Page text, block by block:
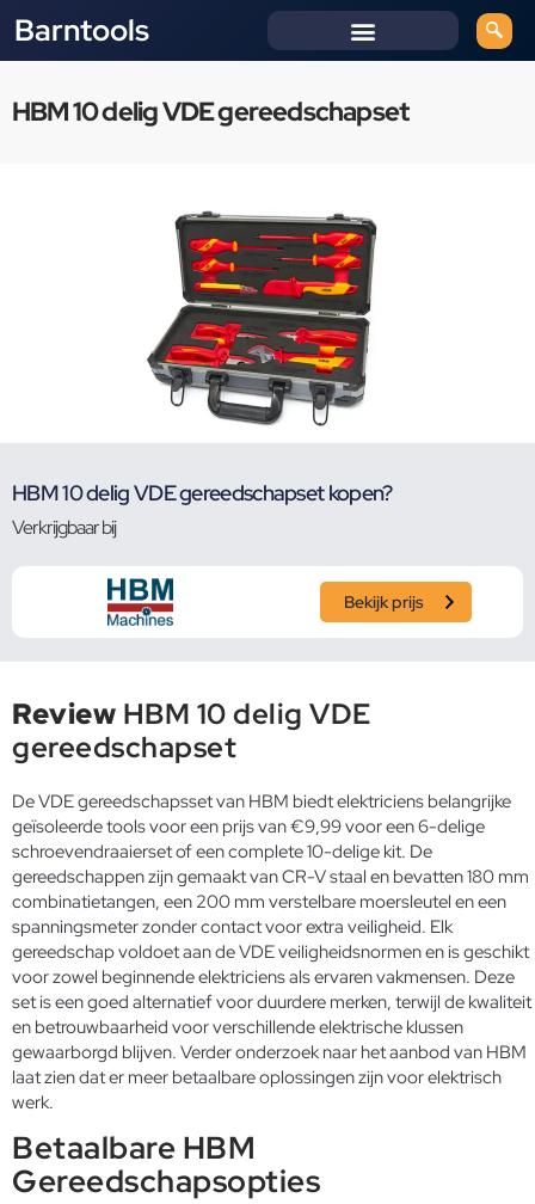
Barntools
HBM 10 delig VDE gereedschapset
HBM 10 delig VDE gereedschapset kopen?
Verkrijgbaar bij
Bekijk prijs
Review HBM 10 delig VDE
gereedschapset
De VDE gereedschapsset van HBM biedt elektriciens belangrijke
geïsoleerde tools voor een prijs van €9,99 voor een 6-delige
schroevendraaierset of een complete 10-delige kit. De
gereedschappen zijn gemaakt van CR-V staal en bevatten 180 mm
combinatietangen, een 200 mm verstelbare moersleutel en een
spanningsmeter zonder contact voor extra veiligheid. Elk
gereedschap voldoet aan de VDE veiligheidsnormen en is geschikt
voor zowel beginnende elektriciens als ervaren vakmensen. Deze
set is een goed alternatief voor duurdere merken, terwijl de kwaliteit
en betrouwbaarheid voor verschillende elektrische klussen
gewaarborgd blijven. Verder onderzoek naar het aanbod van HBM
laat zien dat er meer betaalbare oplossingen zijn voor elektrisch
werk.
Betaalbare HBM
Gereedschapsopties